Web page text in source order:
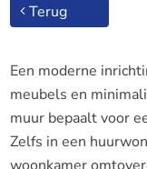
Terug
Een moderne
meubels en
muur bepaalt voor
Zelfs in een